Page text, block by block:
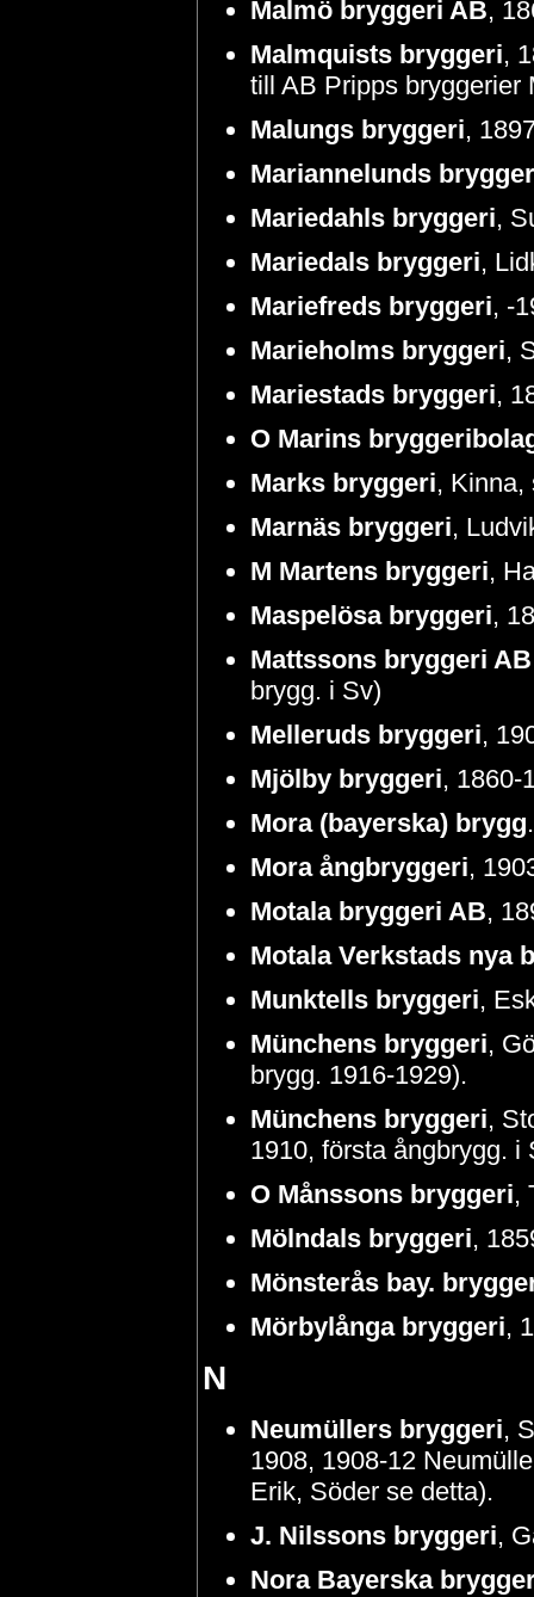
Malmö bryggeri AB,
Malmquists bryggeri,
till AB Pripps bryggerier
Malungs bryggeri,
Mariannelunds
Mariedahls bryggeri,
Mariedals bryggeri,
Mariefreds bryggeri, -
Marieholms bryggeri,
Mariestads bryggeri,
O Marins
Marks bryggeri, Kinna,
Marnäs bryggeri,
M Martens bryggeri,
Maspelösa bryggeri,
Mattssons bryggeri AB
brygg. i Sv)
Melleruds bryggeri,
Mjölby bryggeri, 1860-
Mora (bayerska) brygg
Mora ångbryggeri,
Motala bryggeri AB,
Motala Verkstads nya
Munktells bryggeri,
Münchens bryggeri,
brygg. 1916-1929).
Münchens bryggeri,
1910, första ångbrygg. i
O Månssons bryggeri,
Mölndals bryggeri,
Mönsterås bay.
Mörbylånga bryggeri,
N
Neumüllers bryggeri,
1908, 1908-12
Erik, Söder se detta).
J. Nilssons bryggeri,
Nora Bayerska